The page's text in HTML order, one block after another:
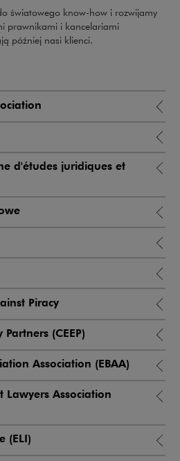
światowego know-how i rozwijamy
prawnikami i kancelariami
później nasi klienci.
d'études juridiques et
Piracy
(CEEP)
Association (EBAA)
Lawyers Association
(ELI)